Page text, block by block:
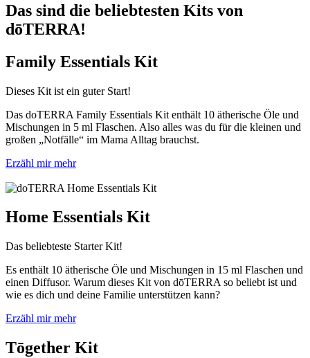
Das sind die beliebtesten Kits von
dōTERRA!
Family Essentials Kit
Dieses Kit ist ein guter Start!
Das doTERRA Family Essentials Kit enthält 10 ätherische Öle und
Mischungen in 5 ml Flaschen. Also alles was du für die kleinen und
großen „Notfälle“ im Mama Alltag brauchst.
Erzähl mir mehr
Home Essentials Kit
Das beliebteste Starter Kit!
Es enthält 10 ätherische Öle und Mischungen in 15 ml Flaschen und
einen Diffusor. Warum dieses Kit von dōTERRA so beliebt ist und
wie es dich und deine Familie unterstützen kann?
Erzähl mir mehr
Tōgether Kit